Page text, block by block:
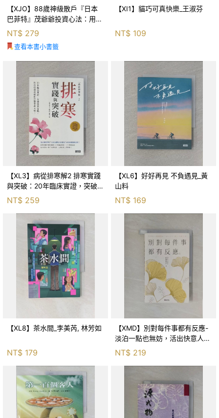
【XJO】88歲神級散戶『日本
巴菲特』茂爺爺投資心法：用
「126法則」滾出18億円資產的
69年股海交易術_藤本茂, 賴惠
鈴
NT$ 279
查看本書小書籤
【XI1】貓巧可真快樂_王淑芬
NT$ 109
【XL3】病從排寒解2 排寒實踐
與突破：20年臨床實證，突破排
寒盲點，防治疫毒流感的中醫養
命方略！_李璧如
NT$ 259
【XL6】好好再見 不負遇見_黃
山料
NT$ 169
【XL8】茶水間_李美芮, 林芳如
NT$ 179
【XMD】別對每件事都有反應-
淡泊一點也無妨，活出快意人生
的99個禪練習！_枡野俊明, 黃
薇嬪
NT$ 219